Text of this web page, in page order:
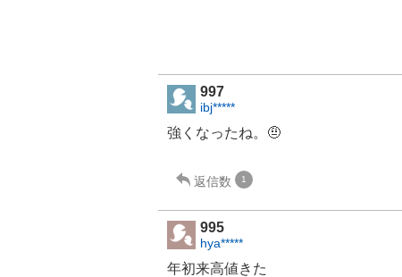
997
ibj*****
強くなったね。🤨
返信数 1
995
hya*****
年初来高値きた